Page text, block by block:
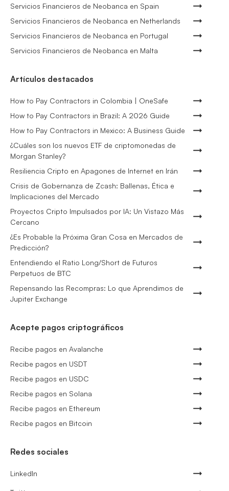
Servicios Financieros de Neobanca en Spain
Servicios Financieros de Neobanca en Netherlands
Servicios Financieros de Neobanca en Portugal
Servicios Financieros de Neobanca en Malta
Artículos destacados
How to Pay Contractors in Colombia | OneSafe
How to Pay Contractors in Brazil: A 2026 Guide
How to Pay Contractors in Mexico: A Business Guide
¿Cuáles son los nuevos ETF de criptomonedas de
Morgan Stanley?
Resiliencia Cripto en Apagones de Internet en Irán
Crisis de Gobernanza de Zcash: Ballenas, Ética e
Implicaciones del Mercado
Proyectos Cripto Impulsados por IA: Un Vistazo Más
Cercano
¿Es Probable la Próxima Gran Cosa en Mercados de
Predicción?
Entendiendo el Ratio Long/Short de Futuros
Perpetuos de BTC
Repensando las Recompras: Lo que Aprendimos de
Jupiter Exchange
Acepte pagos criptográficos
Recibe pagos en Avalanche
Recibe pagos en USDT
Recibe pagos en USDC
Recibe pagos en Solana
Recibe pagos en Ethereum
Recibe pagos en Bitcoin
Redes sociales
LinkedIn